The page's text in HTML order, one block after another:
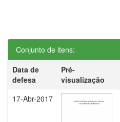
Conjunto de itens:
Data de
defesa
Pré-
visualização
17-Abr-2017